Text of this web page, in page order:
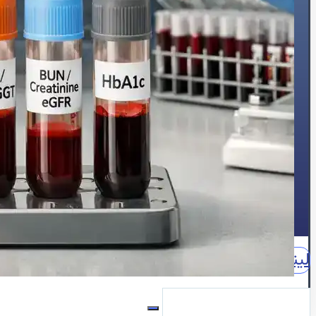
🍔چربی خون
😵سنکوپ
عارضه‌یابی
📝بلاگ
⏰نوبت‌دهی آنلاین
👩🏻‍⚕️درباره ما
🩺دکتر محبوبه شیخ
🏥درباره کلینیک
📕زندگینامه
📃سوابق علمی و اجرایی
🥇افتخارات و تقدیرنامه‌ها
🌍English
لینکدین واتساپ مشاوره